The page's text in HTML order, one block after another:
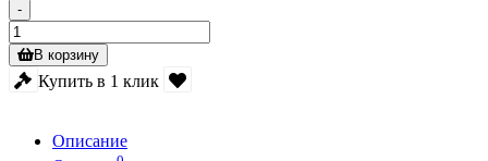
-
В корзину
Купить в 1 клик
Описание